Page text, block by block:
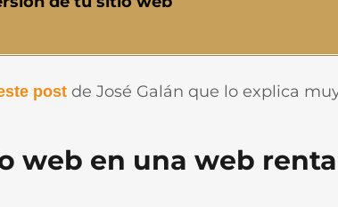
post de José Galán que lo explica
web en una web